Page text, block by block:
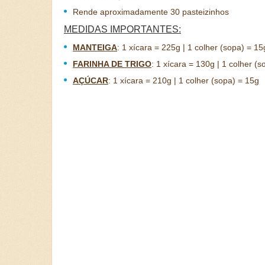
Rende aproximadamente 30 pasteizinhos
MEDIDAS IMPORTANTES:
MANTEIGA: 1 xícara = 225g | 1 colher (sopa) =
FARINHA DE TRIGO: 1 xícara = 130g | 1 colher
AÇÚCAR: 1 xícara = 210g | 1 colher (sopa) = 15g